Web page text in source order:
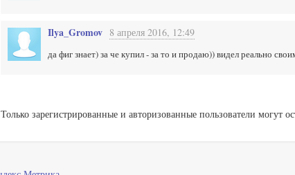
Ilya_Gromov 8 апреля 2016, 12:49
да фиг знает) за че купил - за то и продаю)) видел реально
Только зарегистрированные и авторизованные пользователи могут